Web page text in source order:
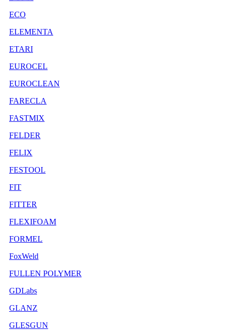
ECO
ELEMENTA
ETARI
EUROCEL
EUROCLEAN
FARECLA
FASTMIX
FELDER
FELIX
FESTOOL
FIT
FITTER
FLEXIFOAM
FORMEL
FoxWeld
FULLEN POLYMER
GDLabs
GLANZ
GLESGUN